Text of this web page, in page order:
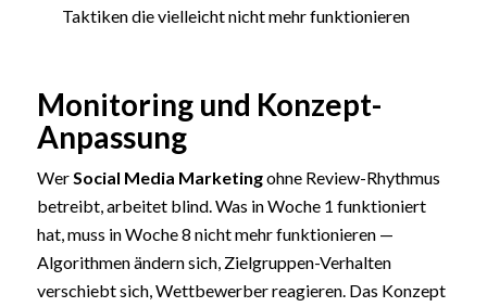
Taktiken die vielleicht nicht mehr funktionieren
Monitoring und Konzept-
Anpassung
WerSocial Media Marketingohne Review-Rhythmus
betreibt, arbeitet blind. Was in Woche 1 funktioniert
hat, muss in Woche 8 nicht mehr funktionieren —
Algorithmen ändern sich, Zielgruppen-Verhalten
verschiebt sich, Wettbewerber reagieren. Das Konzept